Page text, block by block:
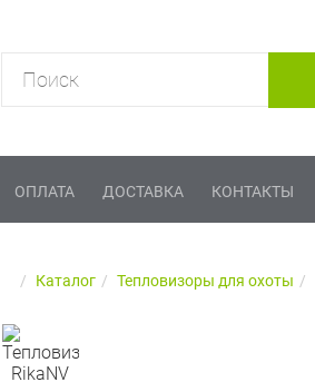
Каталог Тепловизоры для охоты
ОПЛАТА ДОСТАВКА КОНТАКТЫ